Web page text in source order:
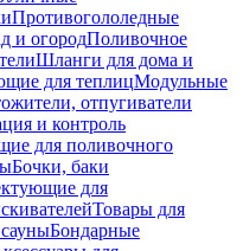
Противогололедные
и огородПоливочное
Шланги для дома и
для теплицМодульные
отпугиватели
и контроль
для поливочного
Бочки, баки
для
Товары для
Бондарные